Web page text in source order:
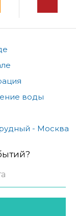
воды
- Москва